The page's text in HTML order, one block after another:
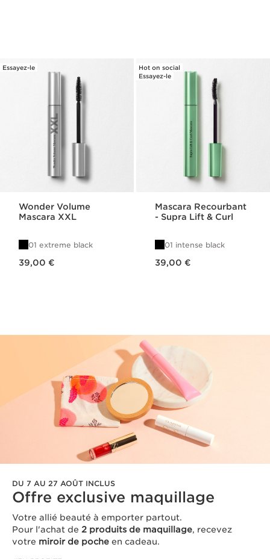
Essayez-le
Wonder Volume
Mascara XXL
01 extreme black
39,00 €
Hot on social
Essayez-le
Mascara Recourbant
- Supra Lift & Curl
01 intense black
39,00 €
DU 7 AU 27 AOÛT INCLUS​
Offre exclusive maquillage​​
Votre allié beauté à emporter partout.​
Pour l'achat de 2 produits de maquillage, recevez
votre miroir de poche en cadeau.​